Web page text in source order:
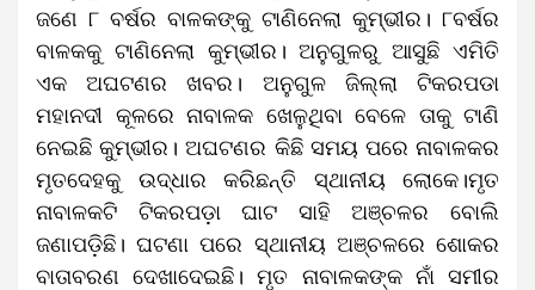
ଜଣେ ୮ ବର୍ଷର ବାଳକଙ୍କୁ ଟାଣିନେଲା କୁମ୍ଭୀର। ୮ବର୍ଷର
ବାଳକକୁ ଟାଣିନେଲା କୁମ୍ଭୀର। ଅନୁଗୁଳରୁ ଆସୁଛି ଏମିତି
ଏକ ଅଘଟଣର ଖବର। ଅନୁଗୁଳ ଜିଲ୍ଲା ଟିକରପଡା
ମହାନଦୀ କୂଳରେ ନାବାଳକ ଖେଳୁଥିବା ବେଳେ ତାକୁ ଟାଣି
ନେଇଛି କୁମ୍ଭୀର। ଅଘଟଣର କିଛି ସମୟ ପରେ ନାବାଳକର
ମୃତଦେହକୁ ଉଦ୍ଧାର କରିଛନ୍ତି ସ୍ଥାନୀୟ ଲୋକେ।ମୃତ
ନାବାଳକଟି ଟିକରପଡ଼ା ଘାଟ ସାହି ଅଞ୍ଚଳର ବୋଲି
ଜଣାପଡ଼ିଛି। ଘଟଣା ପରେ ସ୍ଥାନୀୟ ଅଞ୍ଚଳରେ ଶୋକର
ବାତାବରଣ ଦେଖାଦେଇଛି। ମୃତ ନାବାଳକଙ୍କ ନାଁ ସମୀର